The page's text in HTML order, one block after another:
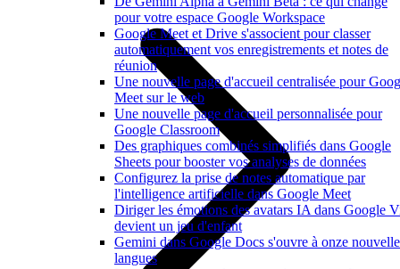
pour votre espace Google Workspace
Google Meet et Drive s'associent pour classer
automatiquement vos enregistrements et notes de
réunion
Une nouvelle page d'accueil centralisée pour
Meet sur le web
Une nouvelle page d'accueil personnalisée pour
Google Classroom
Des graphiques combinés simplifiés dans Google
Sheets pour booster vos analyses de données
Configurez la prise de notes automatique par
l'intelligence artificielle dans Google Meet
Diriger les émotions des avatars IA dans Google
devient un jeu d'enfant
Gemini dans Google Docs s'ouvre à onze
langues